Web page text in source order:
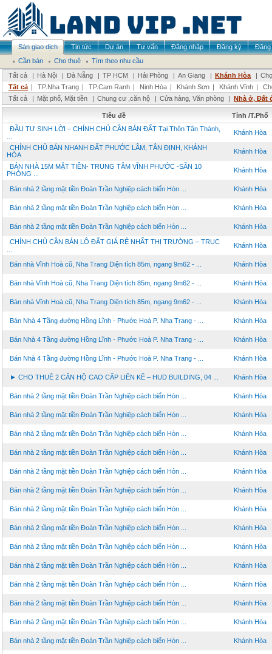
Sàn giao dịch Tin tức Dự án Tư vấn Đăng nhập Đăng ký
Đăng
Cần bán
Cho thuê
Tìm theo nhu cầu
Tất cả
| Hà Nội | Đà Nẵng | TP HCM | Hải Phòng | An Giang | Khánh Hòa |
Tất cả | TP.Nha Trang | TP.Cam Ranh | Ninh Hòa | Khánh Sơn | Khánh Vĩnh |
Tất cả
| Mặt phố, Mặt tiền | Chung cư ,căn hộ | Cửa hàng, Văn phòng | Nhà ở, Đất
Tiêu đề
Tỉnh /T.Phố
ĐẦU TƯ SINH LỜI – CHÍNH CHỦ CẦN BÁN ĐẤT Tại Thôn Tân Thành,
Khánh Hòa
CHÍNH CHỦ BÁN NHANH ĐẤT PHƯỚC LÂM, TÂN ĐỊNH, KHÁNH
HÒA
Khánh Hòa
BÁN NHÀ 15M MẶT TIỀN- TRUNG TÂM VĨNH PHƯỚC -SẴN 10
PHÒNG ...
Khánh Hòa
Bán nhà 2 tầng mặt tiền Đoàn Trần Nghiệp cách biển Hòn ... Khánh Hòa
Bán nhà 2 tầng mặt tiền Đoàn Trần Nghiệp cách biển Hòn ... Khánh Hòa
Bán nhà 2 tầng mặt tiền Đoàn Trần Nghiệp cách biển Hòn ... Khánh Hòa
CHÍNH CHỦ CẦN BÁN LÔ ĐẤT GIÁ RẺ NHẤT THỊ TRƯỜNG – TRỤC
Khánh Hòa
Bán nhà Vĩnh Hoà cũ, Nha Trang Diện tích 85m, ngang 9m62 - ... Khánh Hòa
Bán nhà Vĩnh Hoà cũ, Nha Trang Diện tích 85m, ngang 9m62 - ... Khánh Hòa
Bán nhà Vĩnh Hoà cũ, Nha Trang Diện tích 85m, ngang 9m62 - ... Khánh Hòa
Bán Nhà 4 Tầng đường Hồng Lĩnh - Phước Hoà P. Nha Trang - ... Khánh Hòa
Bán Nhà 4 Tầng đường Hồng Lĩnh - Phước Hoà P. Nha Trang - ... Khánh Hòa
Bán Nhà 4 Tầng đường Hồng Lĩnh - Phước Hoà P. Nha Trang - ... Khánh Hòa
► CHO THUÊ 2 CĂN HỘ CAO CẤP LIỀN KỀ – HUD BUILDING, 04 ... Khánh Hòa
Bán nhà 2 tầng mặt tiền Đoàn Trần Nghiệp cách biển Hòn ... Khánh Hòa
Bán nhà 2 tầng mặt tiền Đoàn Trần Nghiệp cách biển Hòn ... Khánh Hòa
Bán nhà 2 tầng mặt tiền Đoàn Trần Nghiệp cách biển Hòn ... Khánh Hòa
Bán nhà 2 tầng mặt tiền Đoàn Trần Nghiệp cách biển Hòn ... Khánh Hòa
Bán nhà 2 tầng mặt tiền Đoàn Trần Nghiệp cách biển Hòn ... Khánh Hòa
Bán nhà 2 tầng mặt tiền Đoàn Trần Nghiệp cách biển Hòn ... Khánh Hòa
Bán nhà 2 tầng mặt tiền Đoàn Trần Nghiệp cách biển Hòn ... Khánh Hòa
Bán nhà 2 tầng mặt tiền Đoàn Trần Nghiệp cách biển Hòn ... Khánh Hòa
Bán nhà 2 tầng mặt tiền Đoàn Trần Nghiệp cách biển Hòn ... Khánh Hòa
Bán nhà 2 tầng mặt tiền Đoàn Trần Nghiệp cách biển Hòn ... Khánh Hòa
Bán nhà 2 tầng mặt tiền Đoàn Trần Nghiệp cách biển Hòn ... Khánh Hòa
Bán nhà 2 tầng mặt tiền Đoàn Trần Nghiệp cách biển Hòn ... Khánh Hòa
Bán nhà 2 tầng mặt tiền Đoàn Trần Nghiệp cách biển Hòn ... Khánh Hòa
Bán nhà 2 tầng mặt tiền Đoàn Trần Nghiệp cách biển Hòn ... Khánh Hòa